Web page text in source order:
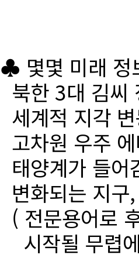
♣ 몇몇 미래 정
북한 3대 김씨
세계적 지각
고차원 우주
태양계가 들어
변화되는 지
( 전문용어로
시작될 무렵